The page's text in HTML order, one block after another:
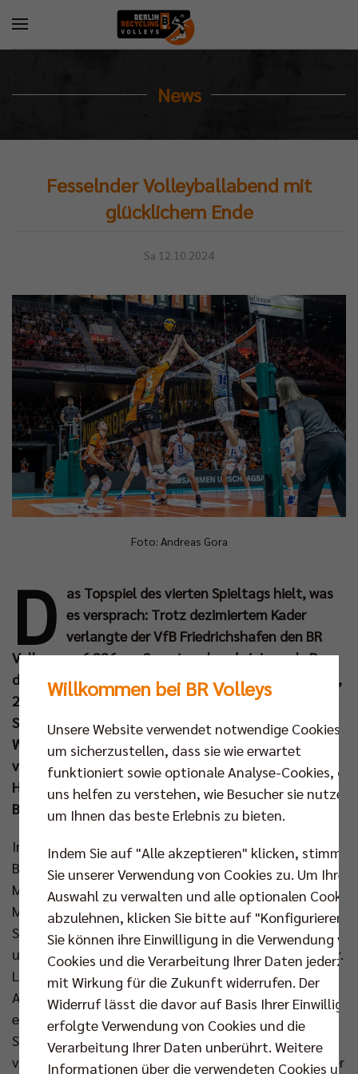
News
Fesselnder Volleyballabend mit
glücklichem Ende
Sa 12.10.2024
Foto: Andreas Gora
D as Topspiel des vierten Spieltags hielt, was
es versprach: Trotz dezimiertem Kader
verlangte der VfB Friedrichshafen den BR
Volleys vor 6.336 am Samstagabend einiges ab. Dass
die Berliner durch einen 3:1-Sieg (25:22, 19:25, 25:22,
26:24) dennoch die drei Punkte in ihrer Max-
Schmeling-Halle behielten, war auch den
Wechselkniffen von Headcoach Joel Banks zu
verdanken. Dank des Heimerfolgs bleiben die
Hauptstädter ohne Punktverlust in der Volleyball
Bundesliga.
In diesem prestigeträchtigen Duell beantworte Joel
Banks die stets spannende Frage, wer im Berliner
Mitteblock starten darf, mit den Namen Nehemiah
Mote und Tobias Krick. Dazu begannen Ruben
Schott, Moritz Reichert, Johannes Tille, Jake Hanes
und Libero Kyle Dagostino für den Deutschen Meister.
Letzterer warnte vor dem Spiel vor den VfB-
Aufschlägen und sollte recht behalten. Zeljkovic
eröffnete das Match mit einem Ass und als auch
Superlak gut servierte, legten die Gäste erst einmal
vor (3:6). Dann brachte ein deutsches Trio die Berliner
Willkommen bei BR Volleys
Unsere Website verwendet notwendige Cookies,
um sicherzustellen, dass sie wie erwartet
funktioniert sowie optionale Analyse-Cookies, die
uns helfen zu verstehen, wie Besucher sie nutzen,
um Ihnen das beste Erlebnis zu bieten.
Indem Sie auf "Alle akzeptieren" klicken, stimmen
Sie unserer Verwendung von Cookies zu. Um Ihre
Auswahl zu verwalten und alle optionalen Cookies
abzulehnen, klicken Sie bitte auf "Konfigurieren".
Sie können ihre Einwilligung in die Verwendung
Cookies und die Verarbeitung Ihrer Daten
mit Wirkung für die Zukunft widerrufen. Der
Widerruf lässt die davor auf Basis Ihrer
erfolgte Verwendung von Cookies und die
Verarbeitung Ihrer Daten unberührt. Weitere
Informationen über die verwendeten Cookies und